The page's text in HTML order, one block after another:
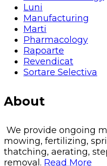
Luni
Manufacturing
Marti
Pharmacology
Rapoarte
Revendicat
Sortare Selectiva
About
We provide ongoing
mowing, fertilizing,
thatching, aerating,
removal. Read More